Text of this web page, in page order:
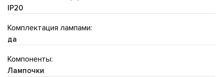
IP20
Комплектация лампами:
да
Компоненты:
Лампочки